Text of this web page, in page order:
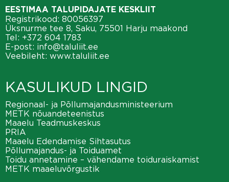
EESTIMAA TALUPIDAJATE KESKLIIT
Registrikood: 80056397
Üksnurme tee 8, Saku, 75501 Harju maakond
Tel: +372 604 1783
E-post: info@taluliit.ee
Veebileht: www.taluliit.ee
KASULIKUD LINGID
Regionaal- ja Põllumajandusministeerium
METK nõuandeteenistus
Maaelu Teadmuskeskus
PRIA
Maaelu Edendamise Sihtasutus
Põllumajandus- ja Toiduamet
Toidu annetamine – vähendame toiduraiskamist
METK maaeluvõrgustik